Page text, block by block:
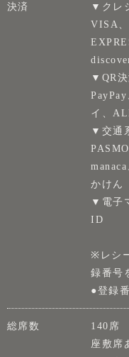
決済
▼クレ
VISA
▼QR決
イ、
▼交通
かけん
▼電子
ID
※レシ
録番号
●登録
総席数
140席
座敷席